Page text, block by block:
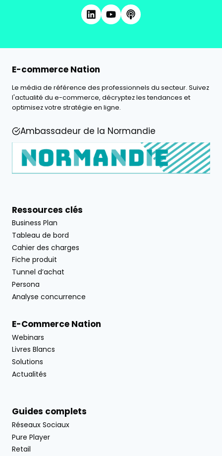
E-commerce Nation
Le média de référence des professionnels du secteur. Suivez
l'actualité du e-commerce, décryptez les tendances et
optimisez votre stratégie en ligne.
Ambassadeur de la Normandie
Ressources clés
Business Plan
Tableau de bord
Cahier des charges
Fiche produit
Tunnel d’achat
Persona
Analyse concurrence
E-Commerce Nation
Webinars
Livres Blancs
Solutions
Actualités
Guides complets
Réseaux Sociaux
Pure Player
Retail